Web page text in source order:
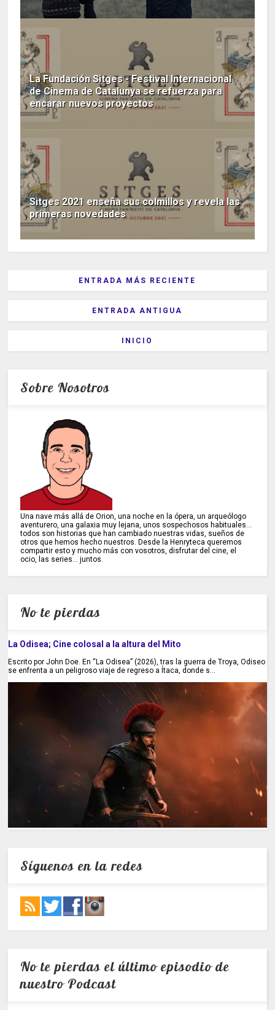
La Fundación Sitges - Festival Internacional
de Cinema de Catalunya se refuerza para
encarar nuevos proyectos
Sitges 2021 enseña sus colmillos y revela las
primeras novedades
ENTRADA MÁS RECIENTE
ENTRADA ANTIGUA
INICIO
Sobre Nosotros
Una nave más allá de Orion, una noche en la ópera, un arqueólogo
aventurero, una galaxia muy lejana, unos sospechosos habituales...
todos son historias que han cambiado nuestras vidas, sueños de
otros que hemos hecho nuestros. Desde la Henryteca queremos
compartir esto y mucho más con vosotros, disfrutar del cine, el
ocio, las series... juntos.
No te pierdas
La Odisea; Cine colosal a la altura del Mito
Escrito por John Doe. En “La Odisea” (2026), tras la guerra de Troya, Odiseo
se enfrenta a un peligroso viaje de regreso a Ítaca, donde s...
Síguenos en la redes
No te pierdas el último episodio de
nuestro Podcast